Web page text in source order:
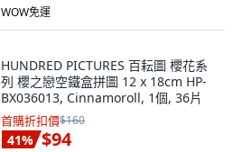
WOW免運
HUNDRED PICTURES 百耘圖 櫻花系
列 櫻之戀空鐵盒拼圖 12 x 18cm HP-
BX036013, Cinnamoroll, 1個, 36片
首購折扣價$160
41% $94